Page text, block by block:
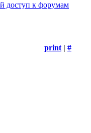
доступ к форумам
print | #